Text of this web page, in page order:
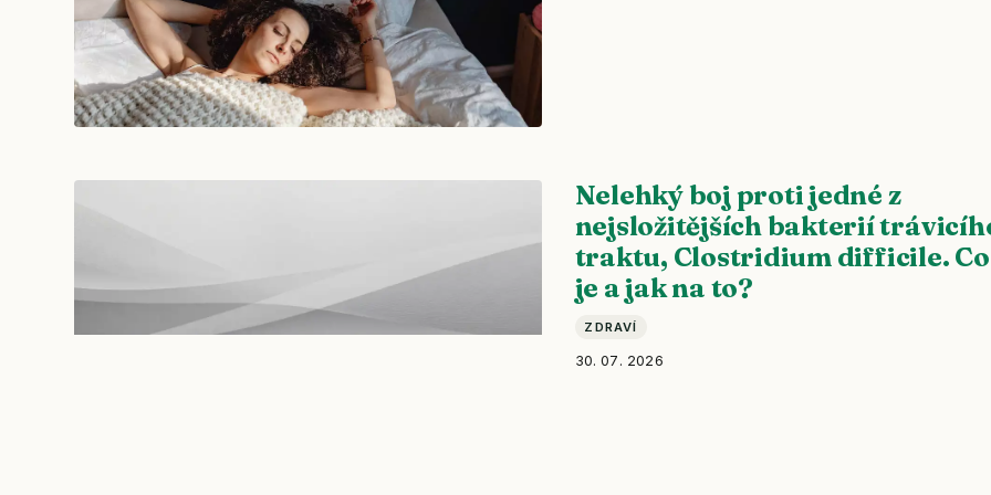
Nelehký boj proti jedné z
nejsložitějších bakterií
traktu, Clostridium difficile.
je a jak na to?
ZDRAVÍ
30. 07. 2026